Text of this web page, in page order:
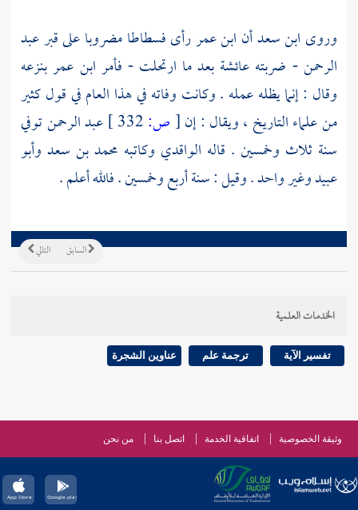
وروى ابن سعدأن ابن عمررأى فسطاطا مضروبا على قبرعبد
الرحمن - ضربته عائشة بعد ما ارتحلت - فأمر ابن عمربنزعه
وقال : إنما يظله عمله . وكانت وفاته في هذا العام في قول كثير
من علماء التاريخ ، ويقال : إن[ص: عبد الرحمنتوفي
سنة ثلاث وخمسين . قاله الواقدي وكاتبه محمد بن سعد وأبو
عبيدوغير واحد . وقيل : سنة أربع وخمسين . فالله أعلم .
التالي السابق
الخدمات العلمية
تفسير الآية ترجمة علم عناوين الشجرة
وثيقة الخصوصية اتفاقية الخدمة اتصل بنا من نحن